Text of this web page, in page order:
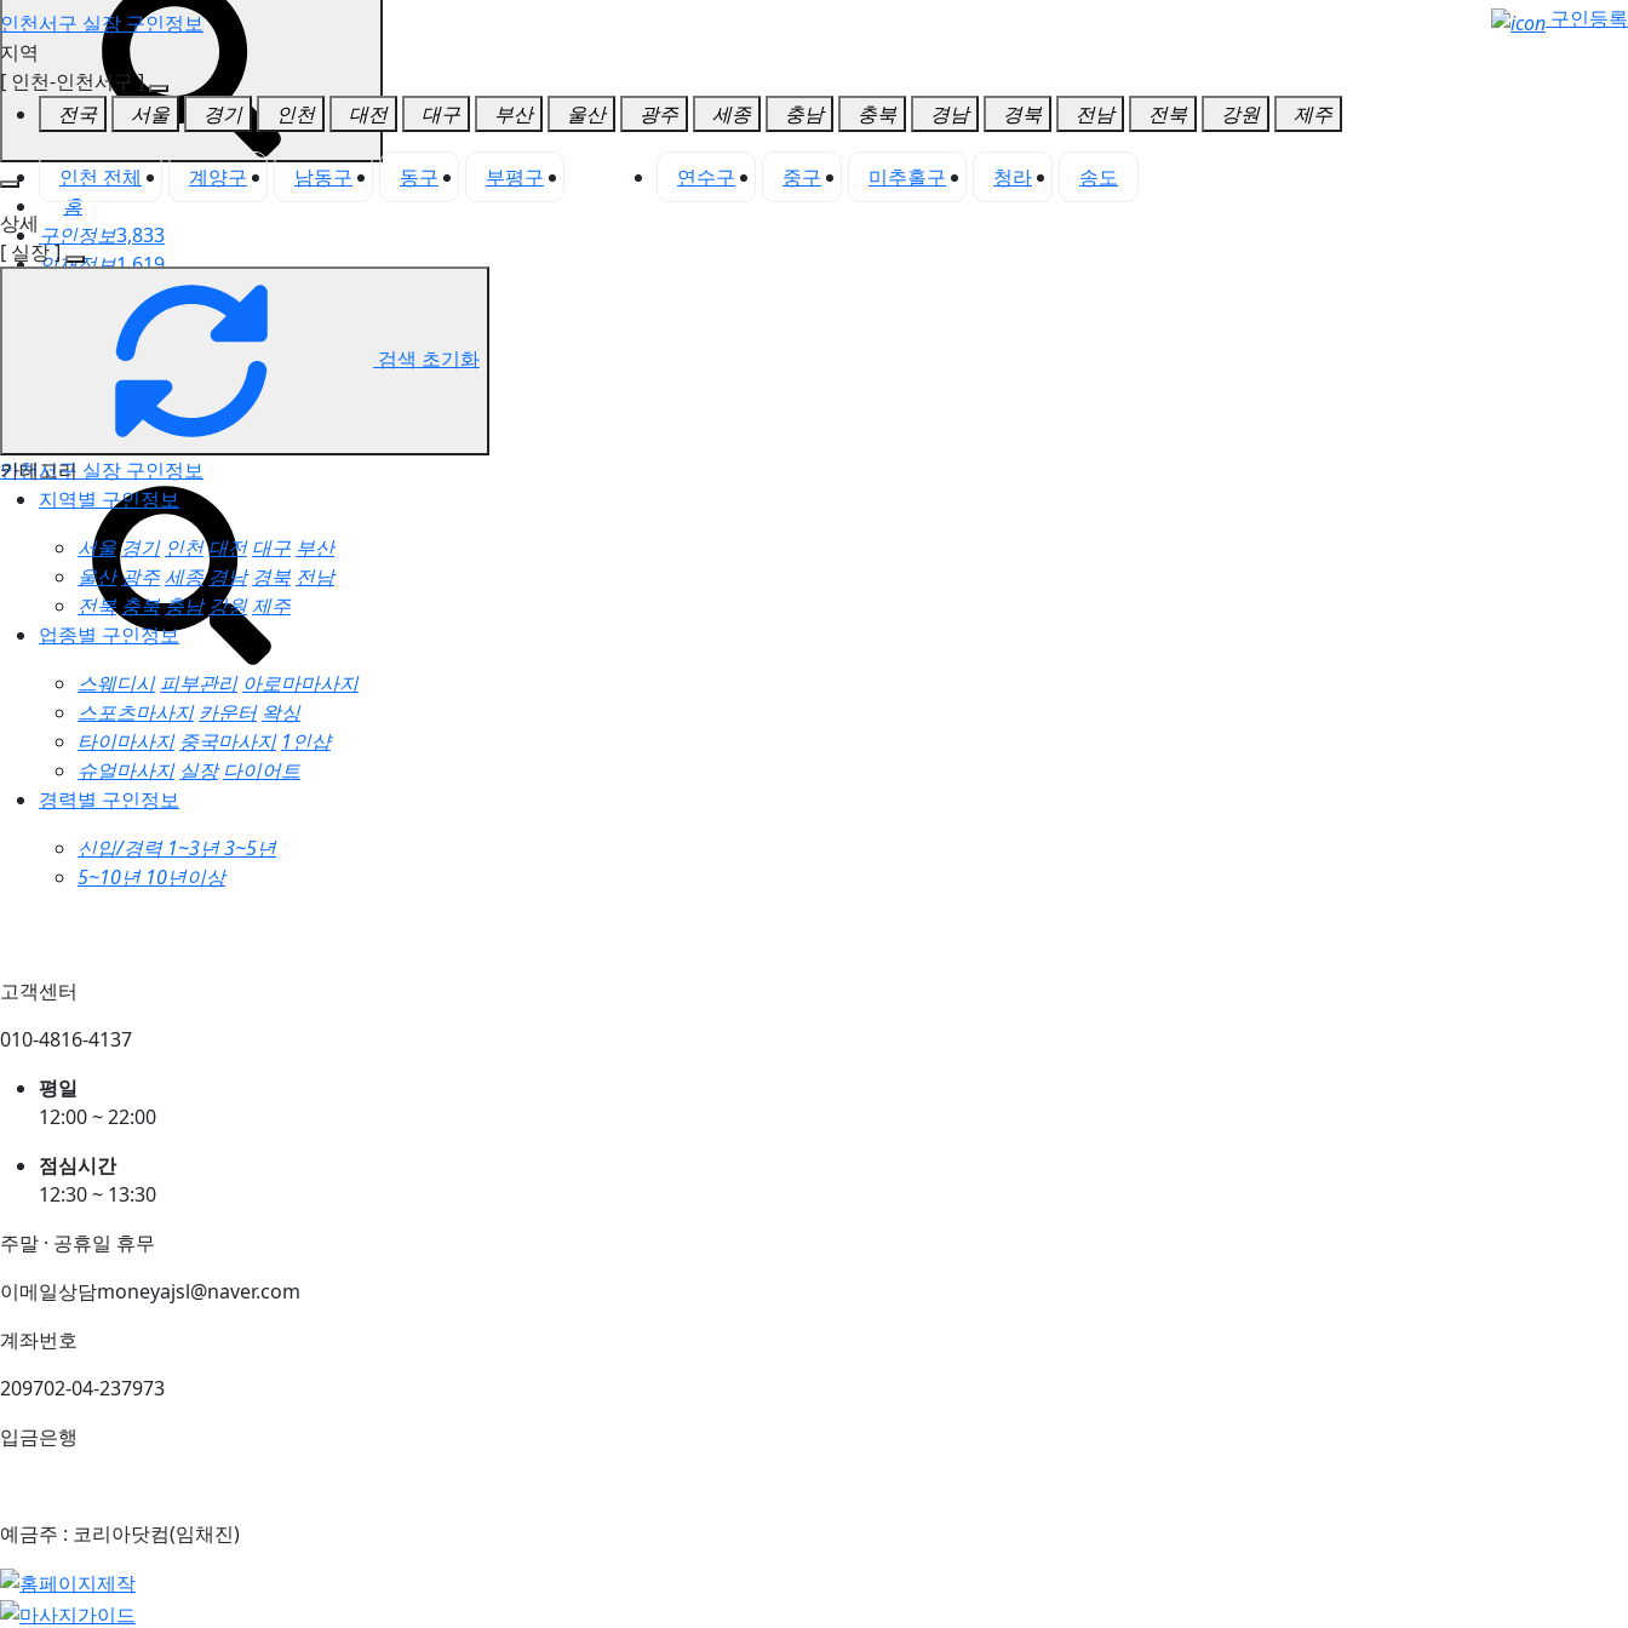
홈
구인정보3,833
인재정보1,619
고객센터
전국업체정보
마사지가이드
업체 서비스 관리
인천서구 실장 구인정보
인천서구 실장 구인정보
구인등록
지역
[ 인천-인천서구 ]
전국
서울 경기 인천 대전 대구 부산 울산 광주 세종 충남 충북 경남 경북 전남 전북 강원 제주
인천 전체 계양구 남동구 동구 부평구 연수구 중구 미추홀구 청라
송도
상세
[ 실장 ]
검색 초기화
카테고리
지역별 구인정보
서울경기 인천대전 대구 부산
울산광주세종경남 경북 전남
전북 충북충남 강원제주
업종별 구인정보
스웨디시 피부관리 아로마마사지
스포츠마사지 카운터 왁싱
타이마사지 중국마사지 1인샵
슈얼마사지 실장 다이어트
경력별 구인정보
신입/경력 1~3년3~5년
5~10년 10년이상
고객센터
010-4816-4137
평일
12:00 ~ 22:00
점심시간
12:30 ~ 13:30
주말 · 공휴일 휴무
이메일상담moneyajsl@naver.com
계좌번호
209702-04-237973
입금은행
예금주 : 코리아닷컴(임채진)